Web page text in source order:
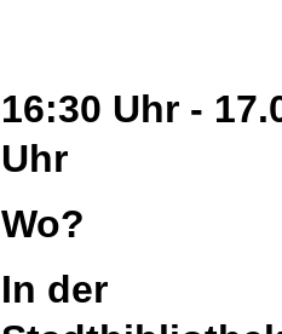
16:30 Uhr -
Uhr
Wo?
In der